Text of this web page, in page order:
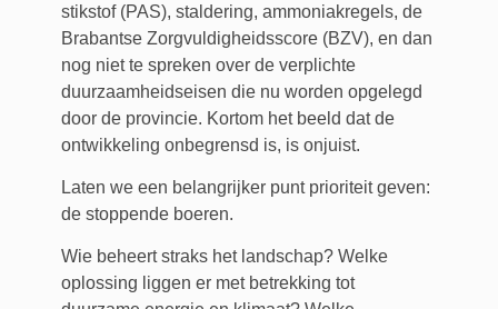
stikstof (PAS), staldering, ammoniakregels, de
Brabantse Zorgvuldigheidsscore (BZV), en dan
nog niet te spreken over de verplichte
duurzaamheidseisen die nu worden opgelegd
door de provincie. Kortom het beeld dat de
ontwikkeling onbegrensd is, is onjuist.
Laten we een belangrijker punt prioriteit geven:
de stoppende boeren.
Wie beheert straks het landschap? Welke
oplossing liggen er met betrekking tot